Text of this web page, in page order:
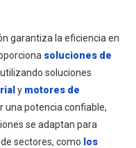
garantiza la eficiencia en
soluciones de
soluciones
y motores de
una potencia confiable,
se adaptan para
sectores, como los